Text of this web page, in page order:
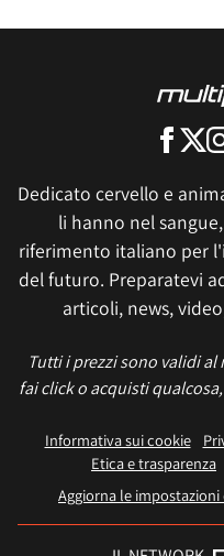
Dedicato cervello e
li hanno nel
riferimento italiano per
del futuro. Preparatevi
articoli, news,
Tutti i prezzi sono validi
fai click o acquisti
Informativa sui cookie
Etica e trasparenza
Aggiorna le